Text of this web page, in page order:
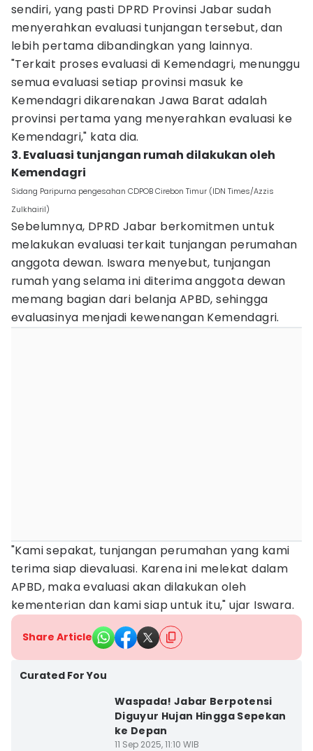
sendiri, yang pasti DPRD Provinsi Jabar sudah
menyerahkan evaluasi tunjangan tersebut, dan
lebih pertama dibandingkan yang lainnya.
"Terkait proses evaluasi di Kemendagri, menunggu
semua evaluasi setiap provinsi masuk ke
Kemendagri dikarenakan Jawa Barat adalah
provinsi pertama yang menyerahkan evaluasi ke
Kemendagri," kata dia.
3. Evaluasi tunjangan rumah dilakukan oleh
Kemendagri
Sidang Paripurna pengesahan CDPOB Cirebon Timur (IDN Times/Azzis
Zulkhairil)
Sebelumnya, DPRD Jabar berkomitmen untuk
melakukan evaluasi terkait tunjangan perumahan
anggota dewan. Iswara menyebut, tunjangan
rumah yang selama ini diterima anggota dewan
memang bagian dari belanja APBD, sehingga
evaluasinya menjadi kewenangan Kemendagri.
"Kami sepakat, tunjangan perumahan yang kami
terima siap dievaluasi. Karena ini melekat dalam
APBD, maka evaluasi akan dilakukan oleh
kementerian dan kami siap untuk itu," ujar Iswara.
Share Article
Curated For You
Waspada! Jabar Berpotensi
Diguyur Hujan Hingga Sepekan
ke Depan
11 Sep 2025, 11:10 WIB